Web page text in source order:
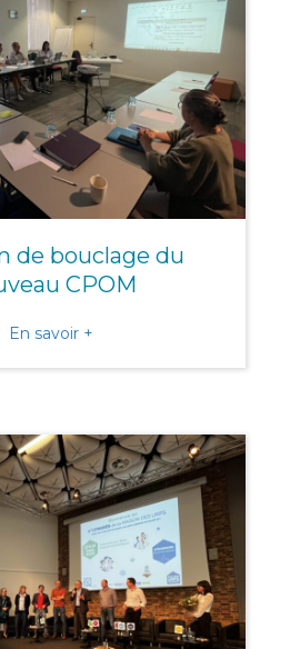
de bouclage du
CPOM
En savoir +